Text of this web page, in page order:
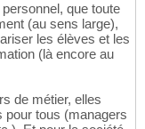
que toute
(au sens large),
les élèves et les
(là encore au
de métier, elles
pour tous (managers